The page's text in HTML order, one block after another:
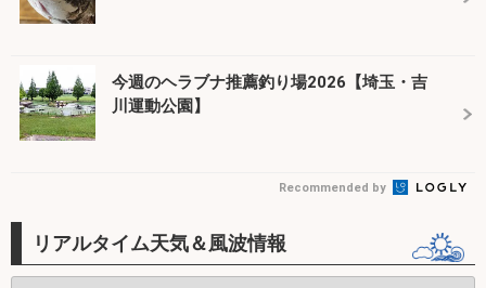
今週のヘラブナ推薦釣り場2026【埼玉・吉
川運動公園】
Recommended by
リアルタイム天気＆風波情報